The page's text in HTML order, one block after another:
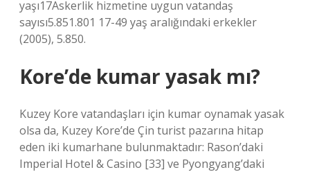
yaşı17Askerlik hizmetine uygun vatandaş
sayısı5.851.801 17-49 yaş aralığındaki erkekler
(2005), 5.850.
Kore’de kumar yasak mı?
Kuzey Kore vatandaşları için kumar oynamak yasak
olsa da, Kuzey Kore’de Çin turist pazarına hitap
eden iki kumarhane bulunmaktadır: Rason’daki
Imperial Hotel & Casino [33] ve Pyongyang’daki